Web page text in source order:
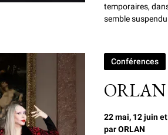
temporaires,
semble suspendu
ORLAN
Conférences
22 mai, 12 juin
par ORLAN